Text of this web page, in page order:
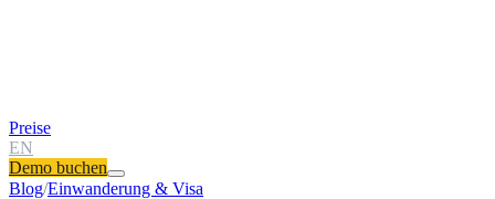
Preise
EN
Demo buchen
Blog/Einwanderung & Visa